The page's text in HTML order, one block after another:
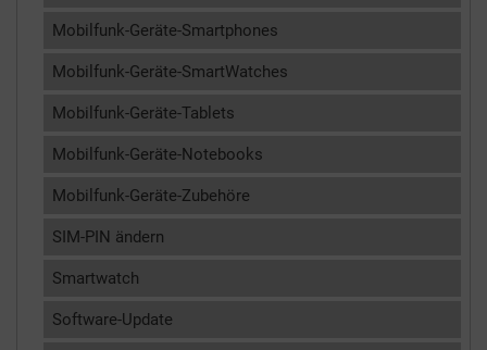
Mobilfunk-Geräte-Smartphones
Mobilfunk-Geräte-SmartWatches
Mobilfunk-Geräte-Tablets
Mobilfunk-Geräte-Notebooks
Mobilfunk-Geräte-Zubehöre
SIM-PIN ändern
Smartwatch
Software-Update